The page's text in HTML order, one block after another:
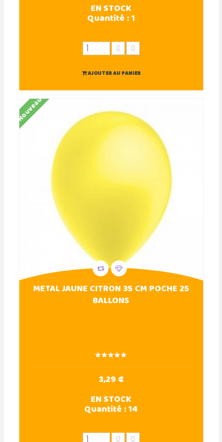
EN STOCK
Quantité :1
AJOUTER AU PANIER
Nouveau
METAL JAUNE CITRON 35 CM POCHE 25
BALLONS
3,29 €
EN STOCK
Quantité :14